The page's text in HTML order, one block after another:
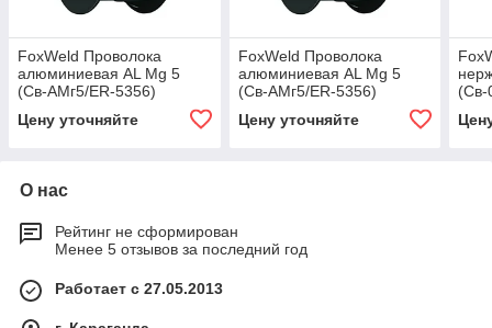
FoxWeld Проволока
алюминиевая AL Mg 5
(Св-АМг5/ER-5356)
д.1.2мм, 2кг D200 (пр-во
FoxWeld/КНР)
Цену уточняйте
FoxWeld Проволока
алюминиевая AL Mg 5
(Св-АМг5/ER-5356)
д.1.0мм, 2кг D200 (пр-во
FoxWeld/КНР)
Цену уточняйте
(Св-
О нас
Рейтинг не сформирован
Менее 5 отзывов за последний год
Работает с 27.05.2013